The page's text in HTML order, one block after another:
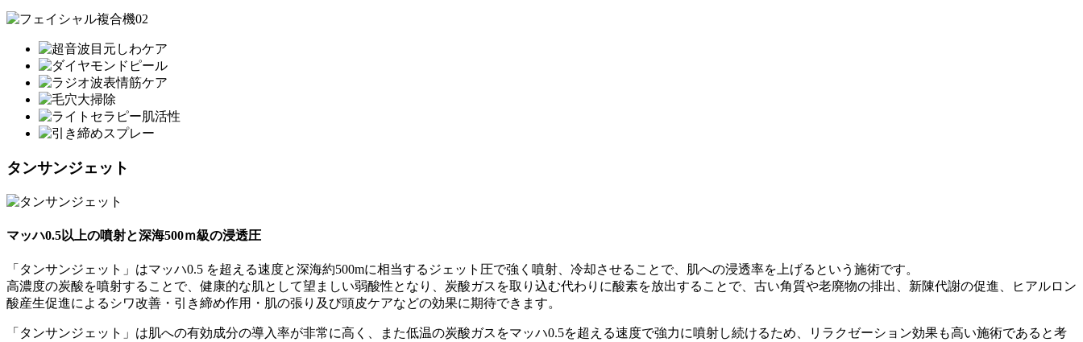
タンサンジェット
マッハ0.5以上の噴射と深海500ｍ級の浸透圧
「タンサンジェット」はマッハ0.5 を超える速度と深海約500mに相当するジェット圧で強く噴射、冷却させることで、肌への浸透率を上げるという施術です。
高濃度の炭酸を噴射することで、健康的な肌として望ましい弱酸性となり、炭酸ガスを取り込む代わりに酸素を放出することで、古い角質や老廃物の排出、新陳代謝の促進、ヒアルロン
酸産生促進によるシワ改善・引き締め作用・肌の張り及び頭皮ケアなどの効果に期待できます。
「タンサンジェット」は肌への有効成分の導入率が非常に高く、また低温の炭酸ガスをマッハ0.5を超える速度で強力に噴射し続けるため、リラクゼーション効果も高い施術であると考